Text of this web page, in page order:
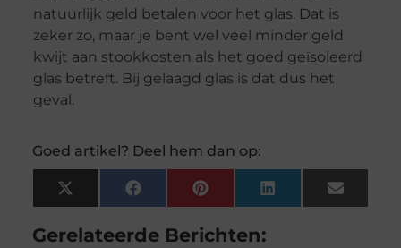
natuurlijk geld betalen voor het glas. Dat is
zeker zo, maar je bent wel veel minder geld
kwijt aan stookkosten als het goed geïsoleerd
glas betreft. Bij gelaagd glas is dat dus het
geval.
Goed artikel? Deel hem dan op:
X
(Twitter)
FacebookPinterestLinkedInEmail
Gerelateerde Berichten: